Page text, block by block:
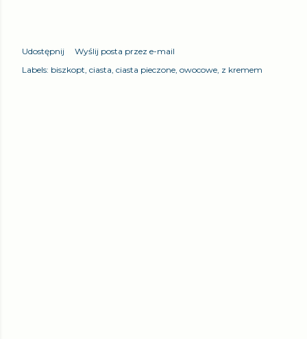
Udostępnij
Wyślij posta przez e-mail
Labels: biszkopt ciasta ciasta pieczone owocowe z kremem